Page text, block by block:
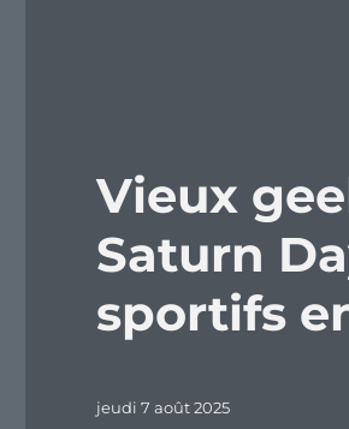
Vieux
Saturn
sportifs
Publié
jeudi 7 août 2025